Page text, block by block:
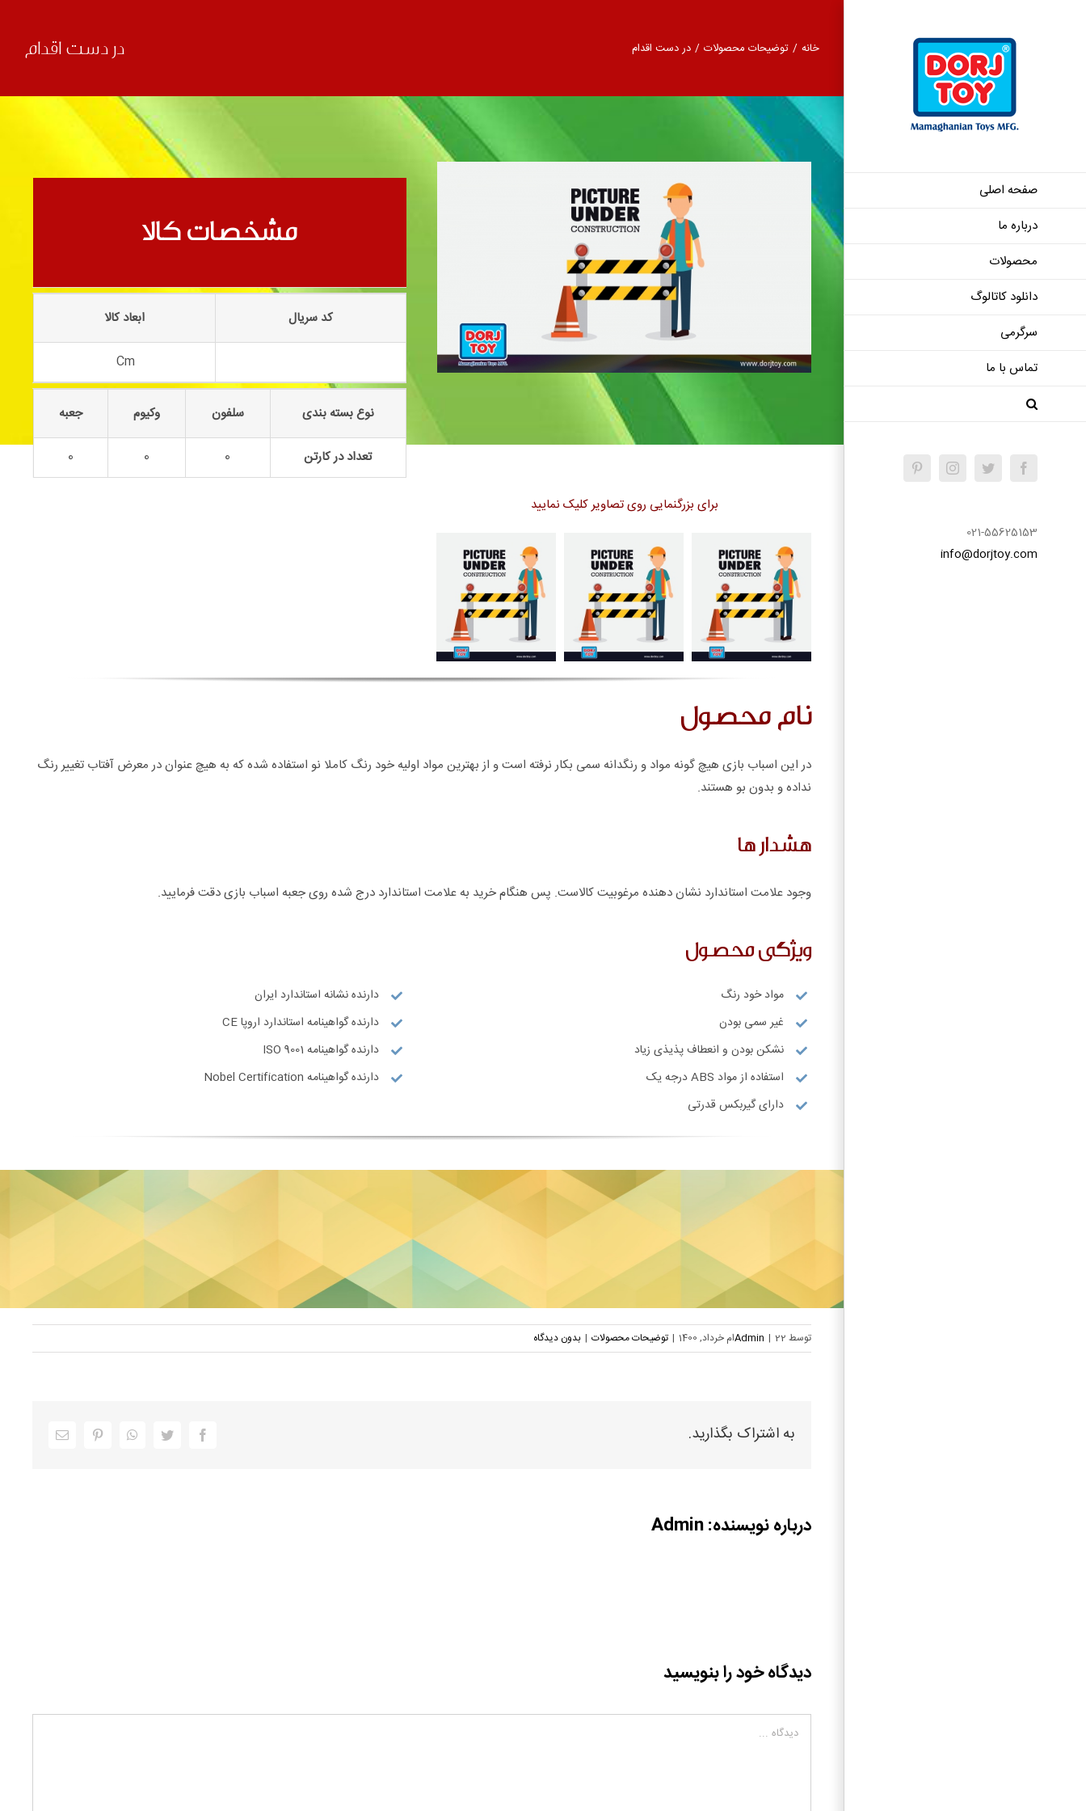
صفحه اصلی
درباره ما
محصولات
دانلود کاتالوگ
سرگرمی
تماس با ما
Facebook
Twitter
Instagram
021-55625153
info@dorjtoy.com
در دست اقدام خانه / توضیحات محصولات / در دست اقدام
مشخصات کالا
کد سریال ابعاد کالا
Cm
نوع بسته بندی سلفون وکیوم جعبه
تعداد در کارتن 0
0
0
برای بزرگنمایی روی تصاویر کلیک نمایید
نام محصول
در این اسباب بازی هیچ گونه مواد و رنگدانه سمی بکار نرفته است و از بهترین مواد اولیه خود رنگ کاملا نو استفاده شده که به هیچ عنوان در معرض آفتاب تغییر رنگ
نداده و بدون بو هستند.
هشدار ها
وجود علامت استاندارد نشان دهنده مرغوبیت کالاست. پس هنگام خرید به علامت استاندارد درج شده روی جعبه اسباب بازی دقت فرمایید.
ویژگی محصول
مواد خود رنگ
غیر سمی بودن
نشکن بودن و انعطاف پذیذی زیاد
استفاده از مواد ABS درجه یک
دارای گیربکس قدرتی
دارنده نشانه استاندارد ایران
دارنده گواهینامه استاندارد اروپا CE
دارنده گواهینامه ISO 9001
دارنده گواهینامه Nobel Certification
توسط Admin | 22ام خرداد, 1400 | توضیحات محصولات | بدون دیدگاه
به اشتراک بگذارید. Facebook
Twitter
WhatsApp
Pinterestایمیل
درباره نویسنده:Admin
دیدگاه خود را بنویسید
دیدگاه